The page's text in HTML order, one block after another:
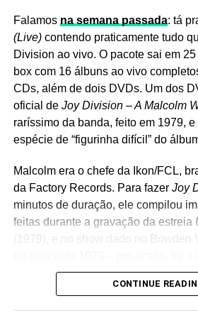
Kilroy was herefala de um futuro
banido e proibido por um partido
(Maioria da Moralidade Musical),
teocrático na música. Robert Orin
personagem principal (interpretado
DeYoung) é uma estrela do rock
aprisionada pelo ditador da MMM
interpretado pelo guitarrista James
pelo guitarrista Tommy Shaw) briga
musical de volta. Entre uma
decide escapar da prisão usando
rendeu a letra do primeiro single do
descreveu os projetos como
mais se orgulha. O álbum principal,
reunindo os singlesHenry, come on,
Falamos na semana passada: tá
(Live)contendo praticamente tudo
Division ao vivo. O pacote sai em
box com 16 álbuns ao vivo
CDs, além de dois DVDs. Um dos
oficial de Joy Division – A Malcolm
raríssimo da banda, feito em 1979,
espécie de “figurinha difícil” do
Malcolm era o chefe da Ikon/FCL,
da Factory Records. Para fazer Joy
minutos de duração, ele compilou
feitas durante a gravação da estreia
(1979), e no show dado no Bowden
show do grupo foi filmado. Há
CONTINUE